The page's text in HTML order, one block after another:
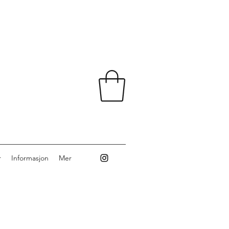
Informasjon Mer